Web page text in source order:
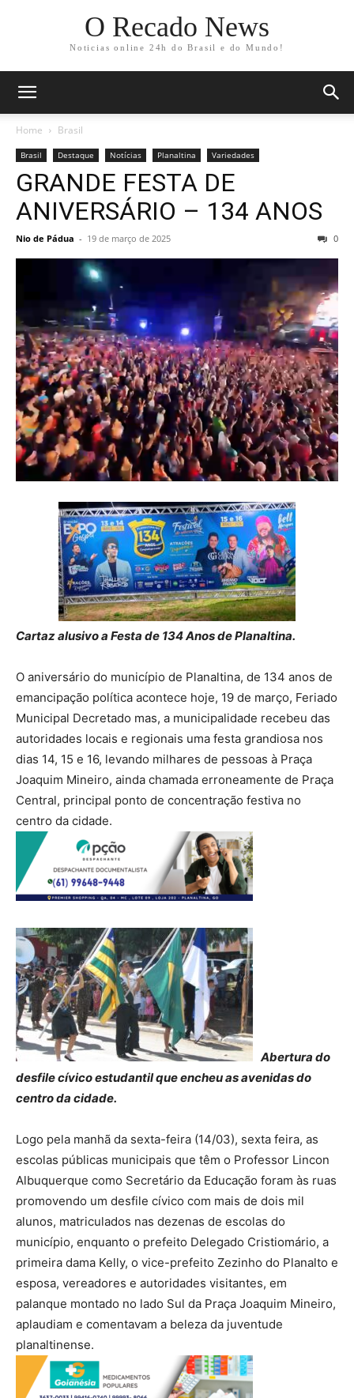
O Recado News
Noticias online 24h do Brasil e do Mundo!
Home Brasil
Brasil Destaque Notícias Planaltina Variedades
GRANDE FESTA DE
ANIVERSÁRIO – 134 ANOS
Nio de Pádua - 19 de março de 2025 0
Cartaz alusivo a Festa de 134 Anos de Planaltina.
O aniversário do município de Planaltina, de 134 anos de
emancipação política acontece hoje, 19 de março, Feriado
Municipal Decretado mas, a municipalidade recebeu das
autoridades locais e regionais uma festa grandiosa nos
dias 14, 15 e 16, levando milhares de pessoas à Praça
Joaquim Mineiro, ainda chamada erroneamente de Praça
Central, principal ponto de concentração festiva no
centro da cidade.
Abertura do
desfile cívico estudantil que encheu as avenidas do
centro da cidade.
Logo pela manhã da sexta-feira (14/03), sexta feira, as
escolas públicas municipais que têm o Professor Lincon
Albuquerque como Secretário da Educação foram às ruas
promovendo um desfile cívico com mais de dois mil
alunos, matriculados nas dezenas de escolas do
município, enquanto o prefeito Delegado Cristiomário, a
primeira dama Kelly, o vice-prefeito Zezinho do Planalto e
esposa, vereadores e autoridades visitantes, em
palanque montado no lado Sul da Praça Joaquim Mineiro,
aplaudiam e comentavam a beleza da juventude
planaltinense.